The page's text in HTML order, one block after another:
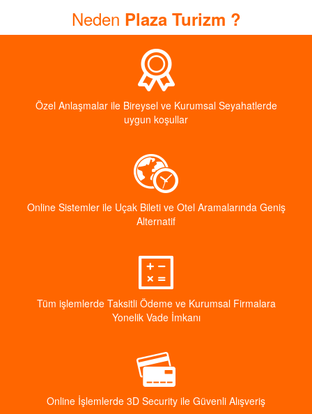
Neden Plaza Turizm ?
Özel Anlaşmalar ile Bireysel ve Kurumsal Seyahatlerde
uygun koşullar
Online Sistemler ile Uçak Bileti ve Otel Aramalarında Geniş
Alternatif
Tüm işlemlerde Taksitli Ödeme ve Kurumsal Firmalara
Yonelik Vade İmkanı
Online İşlemlerde 3D Security ile Güvenli Alışveriş